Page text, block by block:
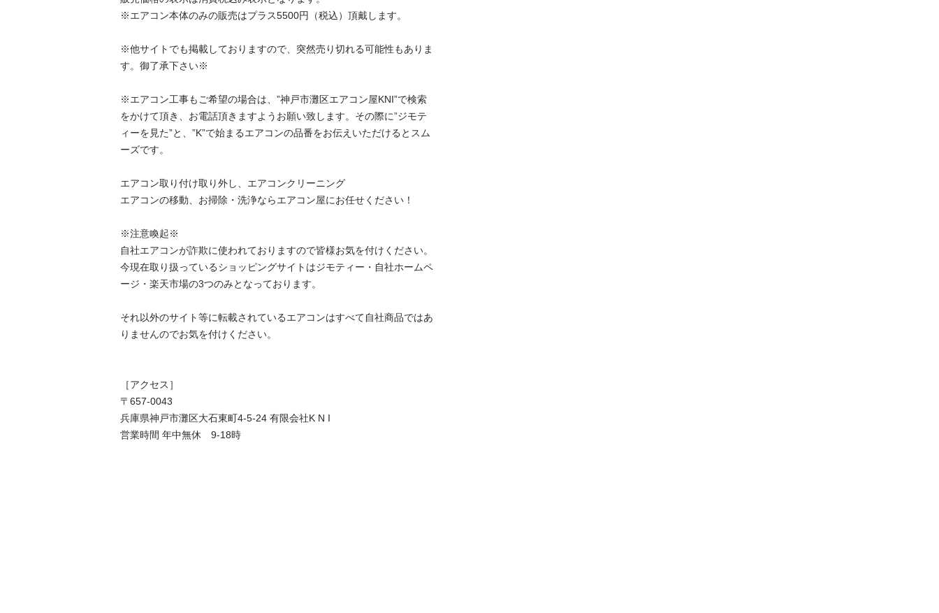
※エアコン本体のみの販売はプラス5500円（税込）頂戴します。
※他サイトでも掲載しておりますので、突然売り切れる可能性もありま
す。御了承下さい※
※エアコン工事もご希望の場合は、”神戸市灘区エアコン屋KNI”で検索
をかけて頂き、お電話頂きますようお願い致します。その際に”ジモテ
ィーを見た”と、”K”で始まるエアコンの品番をお伝えいただけるとスム
ーズです。
エアコン取り付け取り外し、エアコンクリーニング
エアコンの移動、お掃除・洗浄ならエアコン屋にお任せください！
※注意喚起※
自社エアコンが詐欺に使われておりますので皆様お気を付けください。
今現在取り扱っているショッピングサイトはジモティー・自社ホームペ
ージ・楽天市場の3つのみとなっております。
それ以外のサイト等に転載されているエアコンはすべて自社商品ではあ
りませんのでお気を付けください。
［アクセス］
〒657-0043
兵庫県神戸市灘区大石東町4-5-24 有限会社K N I
営業時間 年中無休　9-18時